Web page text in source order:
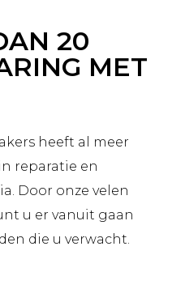
20
MET
heeft al meer
reparatie en
Door onze velen
u er vanuit gaan
die u verwacht.